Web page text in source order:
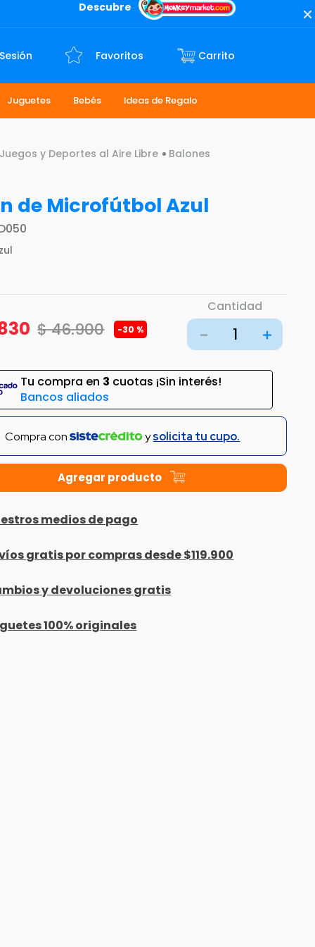
Descubre
Favoritos
Juguetes Bebés Ideas de Regalo
Juegos y Deportes al Aire Libre Balones
de Microfútbol Azul
$46.900 -30 %
Cantidad
＋
－
Tu compra en 3 cuotas ¡Sin interés!
Bancos aliados
Compra con ysolicita tu cupo.
medios de pago
gratis por compras desde $119.900
y devoluciones gratis
100% originales